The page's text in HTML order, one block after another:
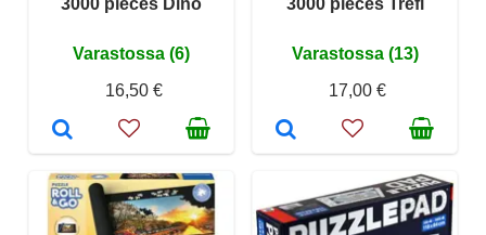
Varastossa (6)
16,50 €
Varastossa (13)
17,00 €